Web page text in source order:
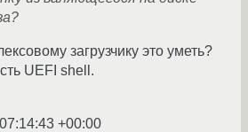
загрузчику это уметь?
UEFI shell.
+00:00